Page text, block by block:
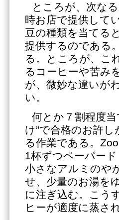
ところが、次な
時お店で提供して
豆の種類を当てる
提供するのである
る。ところが、こ
るコーヒーや苦み
が、微妙な違いが
い。
何とか７割程度
け”で合格のお許
る作業である。
1杯ずつペーパー
小さなアルミのや
せ、少量のお湯を
に注ぎ込む。こう
ヒーが適度に蒸さ